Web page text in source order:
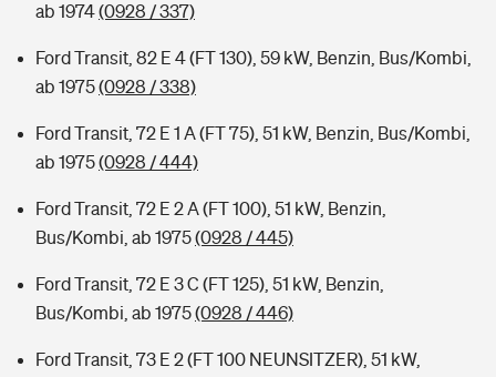
ab 1974(0928 / 337)
Ford Transit, 82 E 4 (FT 130), 59 kW, Benzin, Bus/Kombi,
ab 1975(0928 / 338)
Ford Transit, 72 E 1 A (FT 75), 51 kW, Benzin, Bus/Kombi,
ab 1975(0928 / 444)
Ford Transit, 72 E 2 A (FT 100), 51 kW, Benzin,
Bus/Kombi, ab 1975(0928 / 445)
Ford Transit, 72 E 3 C (FT 125), 51 kW, Benzin,
Bus/Kombi, ab 1975(0928 / 446)
Ford Transit, 73 E 2 (FT 100 NEUNSITZER), 51 kW,